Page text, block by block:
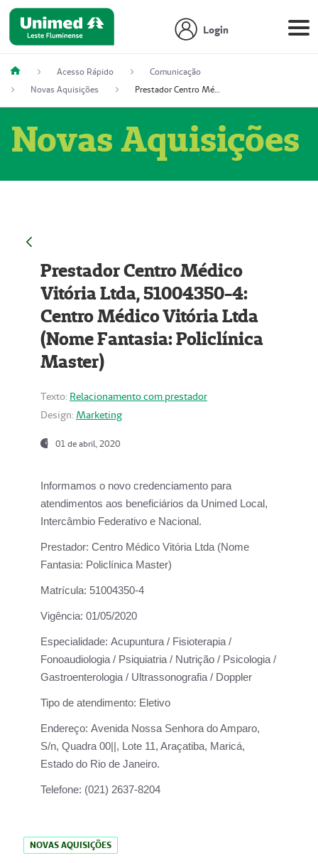
Login
Acesso Rápido
Comunicação
Novas Aquisições
Prestador Centro Médico Vitória Ltda, 51004350-4: Centro Médico Vitória Ltda (Nome Fantasia: Policlínica Master)
Novas Aquisições
Prestador Centro Médico
Vitória Ltda, 51004350-4:
Centro Médico Vitória Ltda
(Nome Fantasia: Policlínica
Master)
Texto: Relacionamento com prestador
Design: Marketing
01 de abril, 2020
Informamos o novo credenciamento para
atendimentos aos beneficiários da Unimed Local,
Intercâmbio Federativo e Nacional.
Prestador: Centro Médico Vitória Ltda (Nome
Fantasia: Policlínica Master)
Matrícula: 51004350-4
Vigência: 01/05/2020
Especialidade: Acupuntura / Fisioterapia /
Fonoaudiologia / Psiquiatria / Nutrição / Psicologia /
Gastroenterologia / Ultrassonografia / Doppler
Tipo de atendimento: Eletivo
Endereço: Avenida Nossa Senhora do Amparo,
S/n, Quadra 00||, Lote 11, Araçatiba, Maricá,
Estado do Rio de Janeiro.
Telefone: (021) 2637-8204
NOVAS AQUISIÇÕES